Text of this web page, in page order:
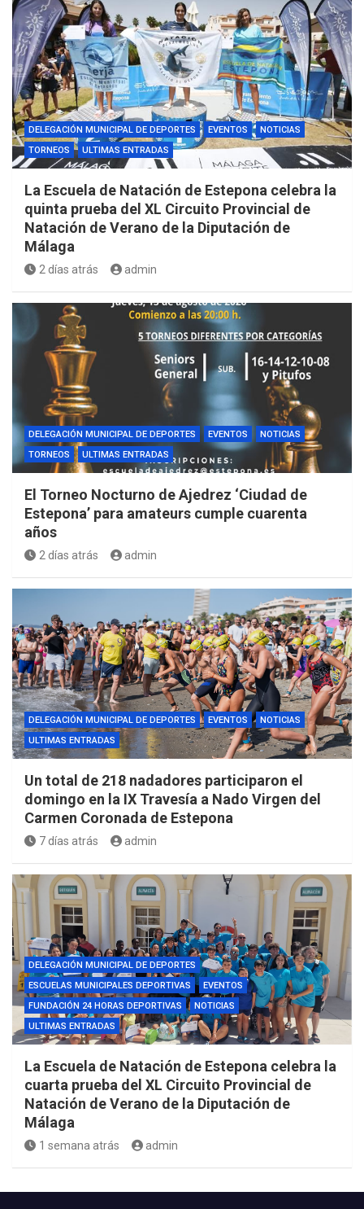
DELEGACIÓN MUNICIPAL DE DEPORTES EVENTOS
NOTICIAS
TORNEOS
ULTIMAS ENTRADAS
La Escuela de Natación de Estepona celebra la
quinta prueba del XL Circuito Provincial de
Natación de Verano de la Diputación de
Málaga
2 días atrás admin
DELEGACIÓN MUNICIPAL DE DEPORTES EVENTOS
NOTICIAS
TORNEOS
ULTIMAS ENTRADAS
El Torneo Nocturno de Ajedrez ‘Ciudad de
Estepona’ para amateurs cumple cuarenta
años
2 días atrás admin
DELEGACIÓN MUNICIPAL DE DEPORTES EVENTOS
NOTICIAS
ULTIMAS ENTRADAS
Un total de 218 nadadores participaron el
domingo en la IX Travesía a Nado Virgen del
Carmen Coronada de Estepona
7 días atrás admin
DELEGACIÓN MUNICIPAL DE DEPORTES
ESCUELAS MUNICIPALES DEPORTIVAS
EVENTOS
FUNDACIÓN 24 HORAS DEPORTIVAS
NOTICIAS
ULTIMAS ENTRADAS
La Escuela de Natación de Estepona celebra la
cuarta prueba del XL Circuito Provincial de
Natación de Verano de la Diputación de
Málaga
1 semana atrás admin